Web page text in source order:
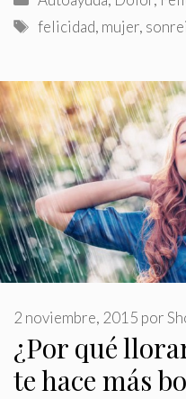
Etiquetas
felicidad, mujer,
¿Por qué
te hace más
2 noviembre, 2015 por